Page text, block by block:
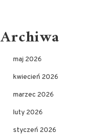
Archiwa
maj 2026
kwiecień 2026
marzec 2026
luty 2026
styczeń 2026